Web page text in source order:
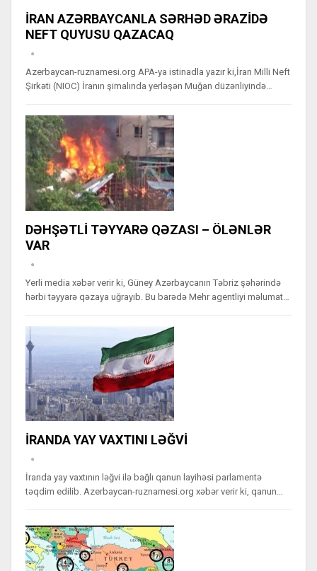
İRAN AZƏRBAYCANLA SƏRHƏD ƏRAZİDƏ
NEFT QUYUSU QAZACAQ
Azerbaycan-ruznamesi.org APA-ya istinadla yazır ki,İran Milli Neft
Şirkəti (NIOC) İranın şimalında yerləşən Muğan düzənliyində…
DƏHŞƏTLİ TƏYYARƏ QƏZASI – ÖLƏNLƏR
VAR
Yerli media xəbər verir ki, Güney Azərbaycanın Təbriz şəhərində
hərbi təyyarə qəzaya uğrayıb. Bu barədə Mehr agentliyi məlumat…
İRANDA YAY VAXTINI LƏĞVİ
İranda yay vaxtının ləğvi ilə bağlı qanun layihəsi parlamentə
təqdim edilib. Azerbaycan-ruznamesi.org xəbər verir ki, qanun…